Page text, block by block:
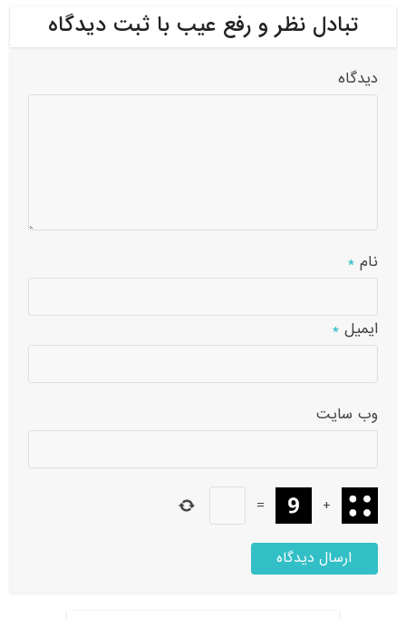
تبادل نظر و رفع عیب با ثبت دیدگاه
دیدگاه
نام*
ایمیل*
وب‌ سایت
+
=